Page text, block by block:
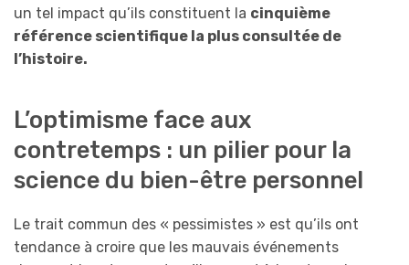
un tel impact qu’ils constituent la cinquième
référence scientifique la plus consultée de
l’histoire.
L’optimisme face aux
contretemps : un pilier pour la
science du bien-être personnel
Le trait commun des « pessimistes » est qu’ils ont
tendance à croire que les mauvais événements